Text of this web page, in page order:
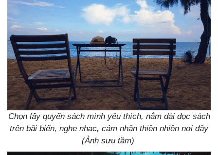
Chọn lấy quyển sách mình yêu thích, nằm dài đọc sách
trên bãi biển, nghe nhac, cảm nhận thiên nhiên nơi đây
(Ảnh sưu tầm)